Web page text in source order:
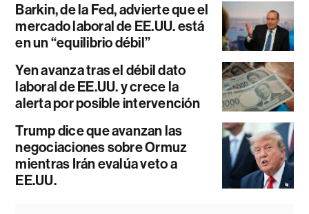
Barkin, de la Fed, advierte que el
mercado laboral de EE.UU. está
en un “equilibrio débil”
Yen avanza tras el débil dato
laboral de EE.UU. y crece la
alerta por posible intervención
Trump dice que avanzan las
negociaciones sobre Ormuz
mientras Irán evalúa veto a
EE.UU.